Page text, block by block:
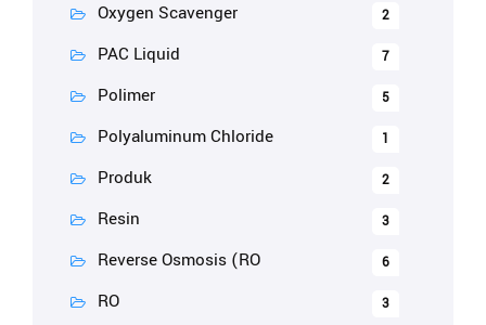
Oxygen Scavenger 2
PAC Liquid 7
Polimer 5
Polyaluminum Chloride 1
Produk 2
Resin 3
Reverse Osmosis (RO 6
RO 3